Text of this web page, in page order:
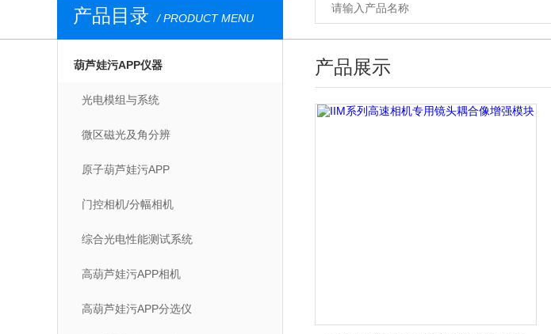
产品目录 / PRODUCT MENU
葫芦娃污APP仪器
光电模组与系统
微区磁光及角分辨
原子葫芦娃污APP
门控相机/分幅相机
综合光电性能测试系统
高葫芦娃污APP相机
高葫芦娃污APP分选仪
产品展示